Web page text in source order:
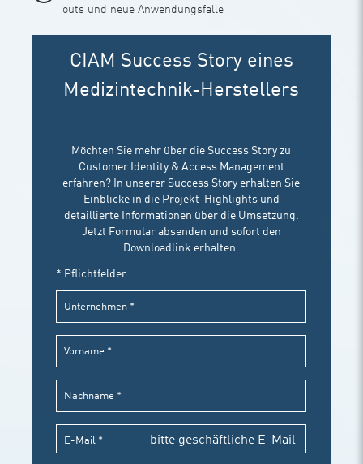
outs und neue Anwendungsfälle